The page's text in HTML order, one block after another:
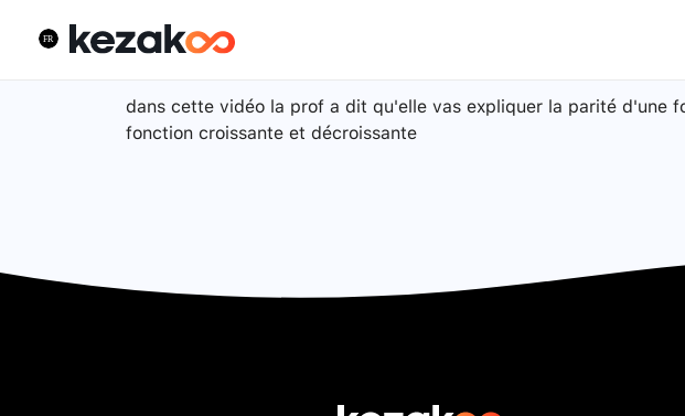
dans cette vidéo la prof a dit qu'elle vas expliquer la parité d'une
fonction croissante et décroissante